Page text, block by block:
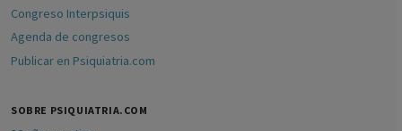
Congreso Interpsiquis
Agenda de congresos
Publicar en Psiquiatria.com
SOBRE PSIQUIATRIA.COM